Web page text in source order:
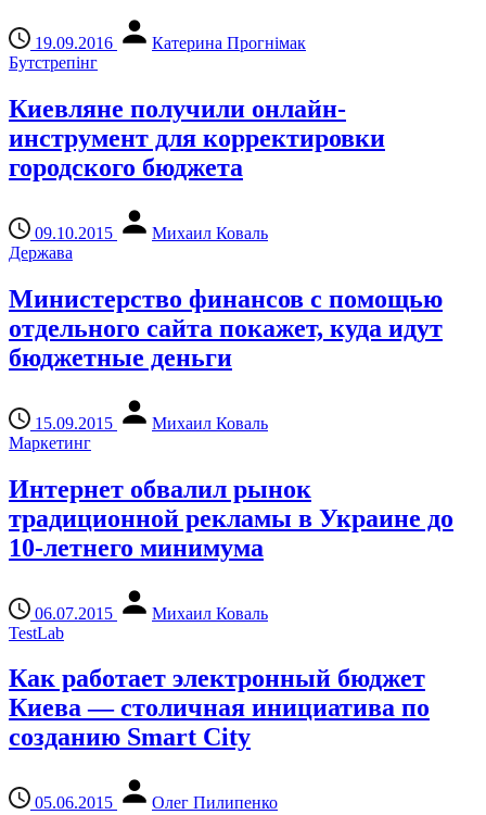
19.09.2016
Катерина Прогнімак
Бутстрепінг
Киевляне получили онлайн-
инструмент для корректировки
городского бюджета
09.10.2015
Михаил Коваль
Держава
Министерство финансов с помощью
отдельного сайта покажет, куда идут
бюджетные деньги
15.09.2015
Михаил Коваль
Маркетинг
Интернет обвалил рынок
традиционной рекламы в Украине до
10-летнего минимума
06.07.2015
Михаил Коваль
TestLab
Как работает электронный бюджет
Киева — столичная инициатива по
созданию Smart City
05.06.2015
Олег Пилипенко